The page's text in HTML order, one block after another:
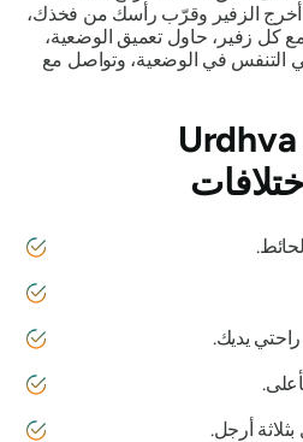
الزفير وقرّب رأسك من فخذك،
زفير، حاول تعميق الوضعية،
في الوضعية، وتواصل مع
يديك.
أرجل.